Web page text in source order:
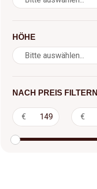
HÖHE
NACH PREIS FILTERN
€ €